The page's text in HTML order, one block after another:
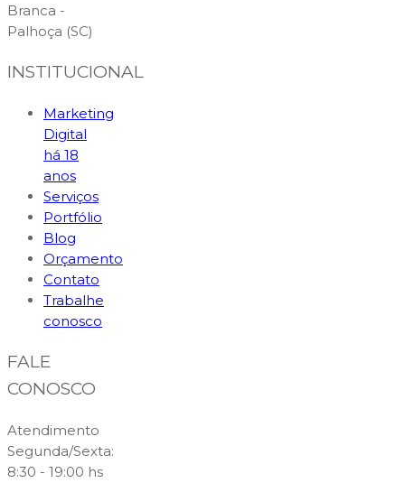
Branca -
Palhoça (SC)
INSTITUCIONAL
Marketing
Digital
há 18
anos
Serviços
Portfólio
Blog
Orçamento
Contato
Trabalhe
conosco
FALE
CONOSCO
Atendimento
Segunda/Sexta:
8:30 - 19:00 hs